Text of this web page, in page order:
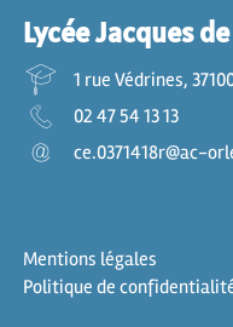
Lycée Jacques
1 rue Védrines,
02 47 54 13 13
ce.0371418r@ac-
Mentions légales
Politique de